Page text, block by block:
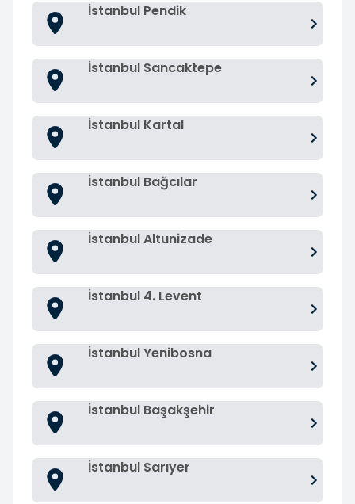
İstanbul Pendik
İstanbul Sancaktepe
İstanbul Kartal
İstanbul Bağcılar
İstanbul Altunizade
İstanbul 4. Levent
İstanbul Yenibosna
İstanbul Başakşehir
İstanbul Sarıyer